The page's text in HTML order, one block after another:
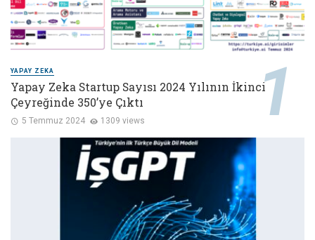
YAPAY ZEKA
Yapay Zeka Startup Sayısı 2024 Yılının İkinci
Çeyreğinde 350’ye Çıktı
5 Temmuz 2024 1309 views